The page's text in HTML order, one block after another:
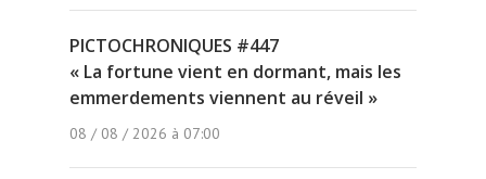
PICTOCHRONIQUES #447
« La fortune vient en dormant, mais les
emmerdements viennent au réveil »
08 / 08 / 2026 à 07:00